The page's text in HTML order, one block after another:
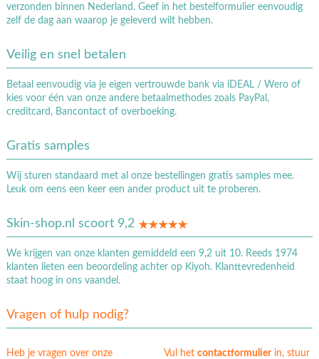
verzonden binnen Nederland. Geef in het bestelformulier eenvoudig
zelf de dag aan waarop je geleverd wilt hebben.
Veilig en snel betalen
Betaal eenvoudig via je eigen vertrouwde bank via iDEAL / Wero of
kies voor één van onze andere betaalmethodes zoals PayPal,
creditcard, Bancontact of overboeking.
Gratis samples
Wij sturen standaard met al onze bestellingen gratis samples mee.
Leuk om eens een keer een ander product uit te proberen.
Skin-shop.nl scoort 9,2
We krijgen van onze klanten gemiddeld een 9,2 uit 10. Reeds 1974
klanten lieten een beoordeling achter op Kiyoh. Klanttevredenheid
staat hoog in ons vaandel.
Vragen of hulp nodig?
Heb je vragen over onze
Vul hetcontactformulierin, stuur